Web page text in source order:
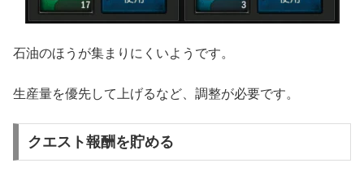
石油のほうが集まりにくいようです。
生産量を優先して上げるなど、調整が必要です。
クエスト報酬を貯める